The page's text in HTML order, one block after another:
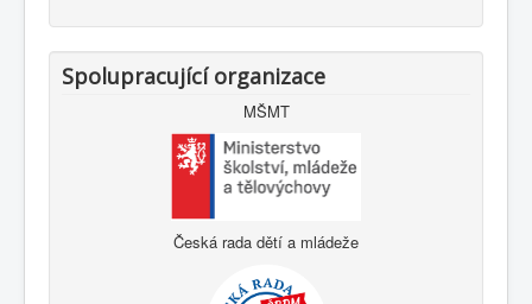
Spolupracující organizace
MŠMT
Česká rada dětí a mládeže